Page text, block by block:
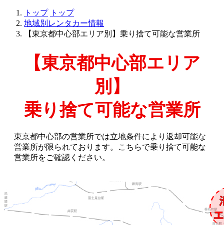
トップ トップ
地域別レンタカー情報
【東京都中心部エリア別】乗り捨て可能な営業所
【東京都中心部エリア
別】
乗り捨て可能な営業所
東京都中心部の営業所では立地条件により返却可能な
営業所が限られております。こちらで乗り捨て可能な
営業所をご確認ください。